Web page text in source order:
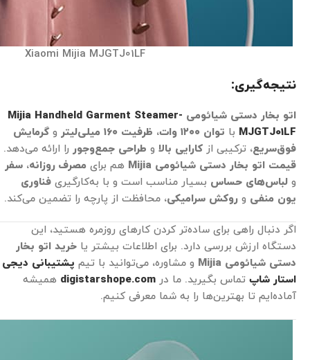
Xiaomi Mijia MJGTJ01LF
نتیجه‌گیری:
اتو بخار دستی شیائومی Mijia Handheld Garment Steamer-
MJGTJ01LF با توان ۱۲۰۰ وات، ظرفیت ۱۶۰ میلی‌لیتر و گرمایش
فوق‌سریع، ترکیبی از کارایی بالا و طراحی جمع‌وجور را ارائه می‌دهد.
قیمت اتو بخار دستی شیائومی هم برای مصرف روزانه، سفر
و لباس‌های حساس بسیار مناسب است و با به‌کارگیری فناوری
یون منفی و روکش سرامیکی، محافظت از پارچه را تضمین می‌کند.
اگر دنبال راهی برای ساده‌تر کردن کارهای روزمره هستید، این
دستگاه ارزش بررسی دارد. برای اطلاعات بیشتر یا خرید اتو بخار
دستی شیائومی
و مشاوره، می‌توانید با تیم پشتیبانی دیجی
استار شاپ تماس بگیرید. ما در digistarshope.com همیشه
آماده‌ایم تا بهترین‌ها را به شما معرفی کنیم.